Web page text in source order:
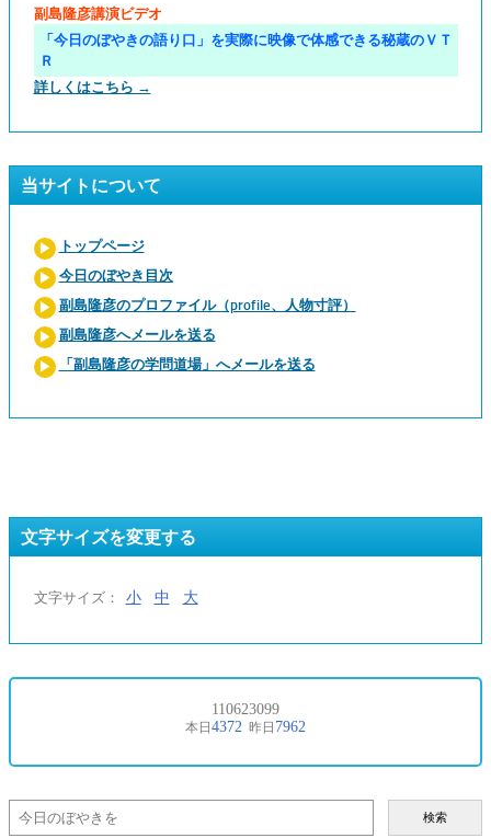
副島隆彦講演ビデオ
「今日のぼやきの語り口」を実際に映像で体感できる秘蔵のＶＴ
Ｒ
詳しくはこちら →
当サイトについて
トップページ
今日のぼやき目次
副島隆彦のプロファイル（profile、人物寸評）
副島隆彦へメールを送る
「副島隆彦の学問道場」へメールを送る
文字サイズを変更する
文字サイズ： 小 中 大
検索